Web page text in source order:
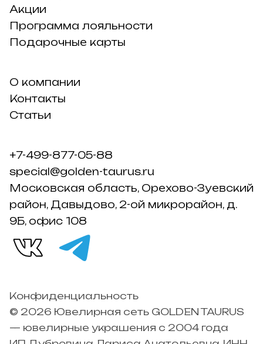
Акции
Программа лояльности
Подарочные карты
О компании
Контакты
Статьи
+7-499-877-05-88
special@golden-taurus.ru
Московская область, Орехово-Зуевский
район, Давыдово, 2-ой микрорайон, д.
9Б, офис 108
Конфиденциальность
© 2026 Ювелирная сеть GOLDEN TAURUS
— ювелирные украшения с 2004 года